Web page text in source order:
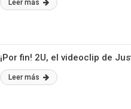
Leer más
¡Por fin! 2U, el videoclip de
Leer más